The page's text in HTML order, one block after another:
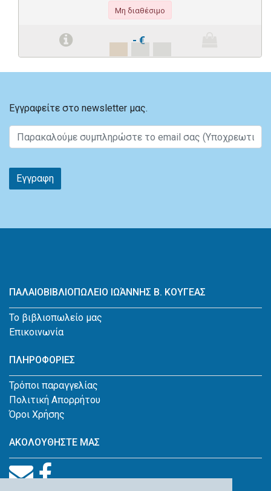
Μη διαθέσιμο
- €
Εγγραφείτε στο newsletter μας.
Εγγραφη
ΠΑΛΑΙΟΒΙΒΛΙΟΠΩΛΕΙΟ ΙΩΆΝΝΗΣ Β. ΚΟΥΓΕΑΣ
Το βιβλιοπωλείο μας
Επικοινωνία
ΠΛΗΡΟΦΟΡΙΕΣ
Τρόποι παραγγελίας
Πολιτική Απορρήτου
Όροι Χρήσης
ΑΚΟΛΟΥΘΗΣΤΕ ΜΑΣ